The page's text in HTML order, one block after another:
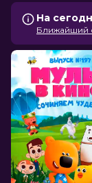
На
Ближайший